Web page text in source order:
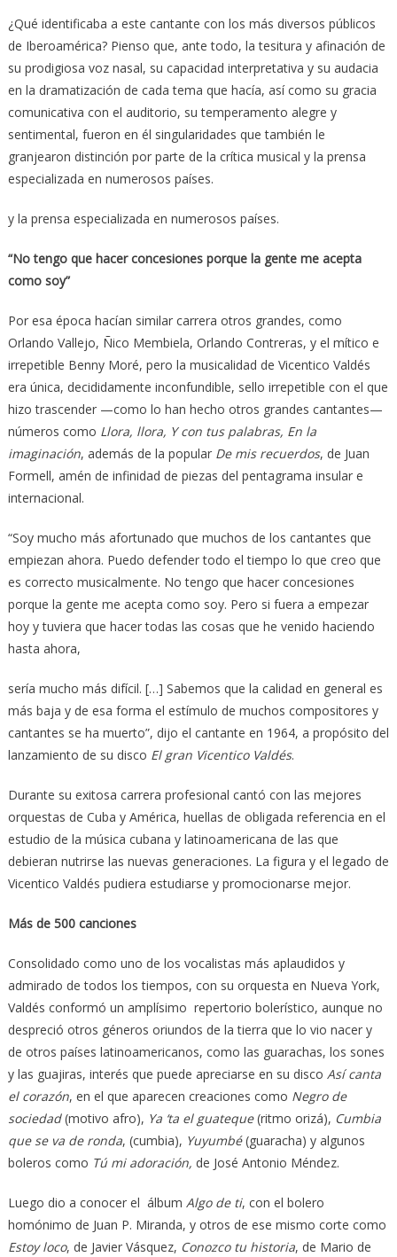
¿Qué identificaba a este cantante con los más diversos públicos
de Iberoamérica? Pienso que, ante todo, la tesitura y afinación de
su prodigiosa voz nasal, su capacidad interpretativa y su audacia
en la dramatización de cada tema que hacía, así como su gracia
comunicativa con el auditorio, su temperamento alegre y
sentimental, fueron en él singularidades que también le
granjearon distinción por parte de la crítica musical y la prensa
especializada en numerosos países.
y la prensa especializada en numerosos países.
“No tengo que hacer concesiones porque la gente me acepta
como soy”
Por esa época hacían similar carrera otros grandes, como
Orlando Vallejo, Ñico Membiela, Orlando Contreras, y el mítico e
irrepetible Benny Moré, pero la musicalidad de Vicentico Valdés
era única, decididamente inconfundible, sello irrepetible con el que
hizo trascender —como lo han hecho otros grandes cantantes—
números como Llora, llora, Y con tus palabras, En la
imaginación, además de la popular De mis recuerdos, de Juan
Formell, amén de infinidad de piezas del pentagrama insular e
internacional.
“Soy mucho más afortunado que muchos de los cantantes que
empiezan ahora. Puedo defender todo el tiempo lo que creo que
es correcto musicalmente. No tengo que hacer concesiones
porque la gente me acepta como soy. Pero si fuera a empezar
hoy y tuviera que hacer todas las cosas que he venido haciendo
hasta ahora,
sería mucho más difícil. […] Sabemos que la calidad en general es
más baja y de esa forma el estímulo de muchos compositores y
cantantes se ha muerto”, dijo el cantante en 1964, a propósito del
lanzamiento de su disco El gran Vicentico Valdés.
Durante su exitosa carrera profesional cantó con las mejores
orquestas de Cuba y América, huellas de obligada referencia en el
estudio de la música cubana y latinoamericana de las que
debieran nutrirse las nuevas generaciones. La figura y el legado de
Vicentico Valdés pudiera estudiarse y promocionarse mejor.
Más de 500 canciones
Consolidado como uno de los vocalistas más aplaudidos y
admirado de todos los tiempos, con su orquesta en Nueva York,
Valdés conformó un amplísimo repertorio bolerístico, aunque no
despreció otros géneros oriundos de la tierra que lo vio nacer y
de otros países latinoamericanos, como las guarachas, los sones
y las guajiras, interés que puede apreciarse en su disco Así canta
el corazón, en el que aparecen creaciones como Negro de
sociedad(motivo afro), Ya ‘ta el guateque(ritmo orizá), Cumbia
que se va de ronda, (cumbia), Yuyumbé(guaracha) y algunos
boleros como Tú mi adoración, de José Antonio Méndez.
Luego dio a conocer el álbum Algo de ti, con el bolero
homónimo de Juan P. Miranda, y otros de ese mismo corte como
Estoy loco, de Javier Vásquez, Conozco tu historia, de Mario de